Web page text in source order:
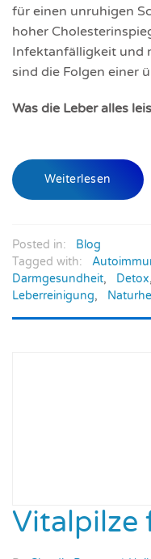
für einen unruhigen
hoher
Infektanfälligkeit und
sind die Folgen einer
Was die Leber alles
Weiterlesen
Posted in:
Blog
Tagged with:
Darmgesundheit, Detox,
Leberreinigung,
Vitalpilze